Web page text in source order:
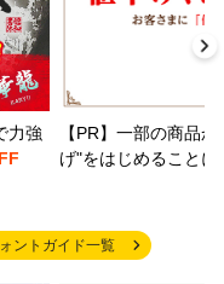
力強
【PR】一部の商品
げ"をはじめること
ントガイド一覧